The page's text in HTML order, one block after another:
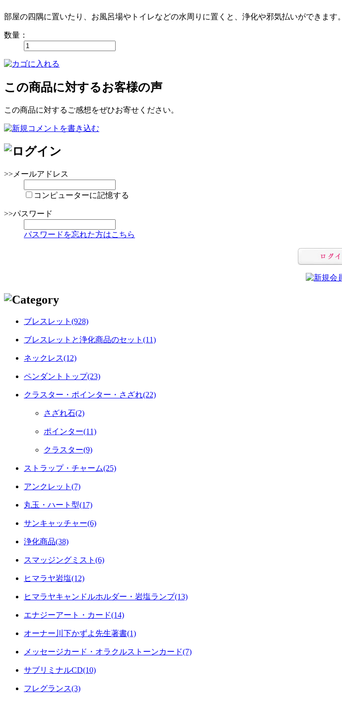
部屋の四隅に置いたり、お風呂場やトイレなどの水周りに置くと、浄化や邪気払いができます。
数量：
この商品に対するお客様の声
この商品に対するご感想をぜひお寄せください。
>>メールアドレス
コンピューターに記憶する
>>パスワード
パスワードを忘れた方はこちら
ブレスレット(928)
ブレスレットと浄化商品のセット(11)
ネックレス(12)
ペンダントトップ(23)
クラスター・ポインター・さざれ(22)
さざれ石(2)
ポインター(11)
クラスター(9)
ストラップ・チャーム(25)
アンクレット(7)
丸玉・ハート型(17)
サンキャッチャー(6)
浄化商品(38)
スマッジングミスト(6)
ヒマラヤ岩塩(12)
ヒマラヤキャンドルホルダー・岩塩ランプ(13)
エナジーアート・カード(14)
オーナー川下かずよ先生著書(1)
メッセージカード・オラクルストーンカード(7)
サブリミナルCD(10)
フレグランス(3)